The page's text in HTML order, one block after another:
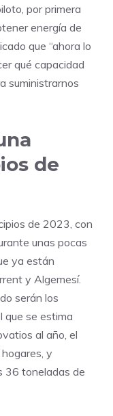
por primera
energía de
que “ahora lo
qué capacidad
suministrarnos
de
de 2023, con
unas pocas
ya están
y Algemesí.
serán los
que se estima
al año, el
y
36 toneladas de